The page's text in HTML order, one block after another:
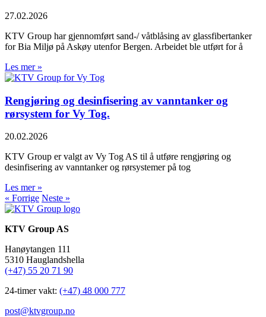
27.02.2026
KTV Group har gjennomført sand-/ våtblåsing av glassfibertanker
for Bia Miljø på Askøy utenfor Bergen. Arbeidet ble utført for å
Les mer »
Rengjøring og desinfisering av vanntanker og
rørsystem for Vy Tog.
20.02.2026
KTV Group er valgt av Vy Tog AS til å utføre rengjøring og
desinfisering av vanntanker og rørsystemer på tog
Les mer »
« Forrige Neste »
KTV Group AS
Hanøytangen 111
5310 Hauglandshella
(+47) 55 20 71 90
24-timer vakt: (+47) 48 000 777
post@ktvgroup.no